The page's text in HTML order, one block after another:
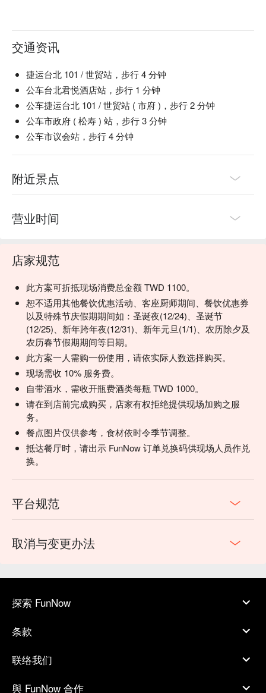
🍽 漂亮廣式海鮮菜單必點菜色：糖醋珊瑚咕咾肉、干貝龍膽
魚奶湯、
( 還沒看到圖片就口水直流，還不趕快往下滑嗎? )
交通资讯
捷运台北 101 / 世贸站，步行 4 分钟
公车台北君悦酒店站，步行 1 分钟
公车捷运台北 101 / 世贸站 ( 市府 )，步行 2 分钟
公车市政府 ( 松寿 ) 站，步行 3 分钟
公车市议会站，步行 4 分钟
附近景点
营业时间
店家规范
此方案可折抵现场消费总金额 TWD 1100。
恕不适用其他餐饮优惠活动、客座厨师期间、餐饮优惠券
以及特殊节庆假期期间如：圣诞夜(12/24)、圣诞节
(12/25)、新年跨年夜(12/31)、新年元旦(1/1)、农历除夕及
农历春节假期期间等日期。
此方案一人需购一份使用，请依实际人数选择购买。
现场需收 10% 服务费。
自带酒水，需收开瓶费酒类每瓶 TWD 1000。
请在到店前完成购买，店家有权拒绝提供现场加购之服
务。
餐点图片仅供参考，食材依时令季节调整。
抵达餐厅时，请出示 FunNow 订单兑换码供现场人员作兑
换。
平台规范
取消与变更办法
探索 FunNow
条款
联络我们
與 FunNow 合作